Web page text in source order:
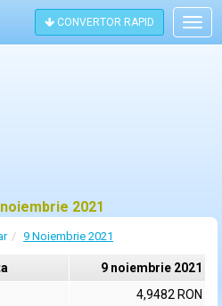
CONVERTOR RAPID
2021
9 Noiembrie 2021
9 noiembrie 2021
4,9482 RON